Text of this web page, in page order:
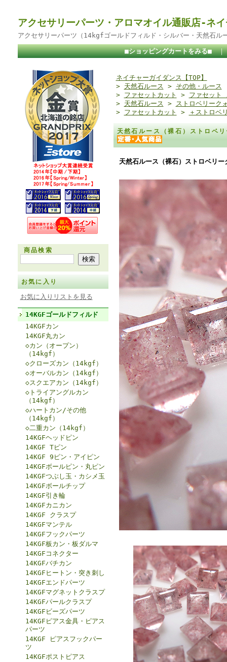
アクセサリーパーツ・アロマオイル通販店-ネ
アクセサリーパーツ（14kgfゴールドフィルド・シルバー・天然石ル
■ショッピングカートをみる■
商品検索
お気に入り
お気に入りリストを見る
14KGFゴールドフィルド
14KGFカン
14KGF丸カン
◇カン（オープン）
（14kgf）
◇クローズカン（14kgf）
◇オーバルカン（14kgf）
◇スクエアカン（14kgf）
◇トライアングルカン
（14kgf）
◇ハートカン/その他
（14kgf）
◇二重カン（14kgf）
14KGFヘッドピン
14KGF Tピン
14KGF 9ピン・アイピン
14KGFボールピン・丸ピン
14KGFつぶし玉・カシメ玉
14KGFボールチップ
14KGF引き輪
14KGFカニカン
14KGF クラスプ
14KGFマンテル
14KGFフックパーツ
14KGF板カン・板ダルマ
14KGFコネクター
14KGFバチカン
14KGFヒートン・突き刺し
14KGFエンドパーツ
14KGFマグネットクラスプ
14KGFパールクラスプ
14KGFビーズパーツ
14KGFピアス金具・ピアス
パーツ
14KGF ピアスフックパー
ツ
14KGFポストピアス
ネイチャーガイダンス【TOP】
> 天然石ルース > その他・ルース
> ファセットカット > ファセット
> 天然石ルース > ストロベリーク
> ファセットカット > ＋ストロベ
天然石ルース（裸石）ストロベ
天然石ルース（裸石）ストロベリ